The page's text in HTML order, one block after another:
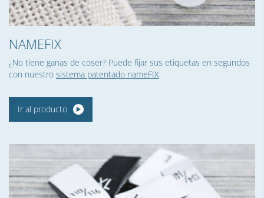
NAMEFIX
¿No tiene ganas de coser? Puede fijar sus etiquetas en segundos
con nuestro sistema patentado nameFIX.
Ir al producto